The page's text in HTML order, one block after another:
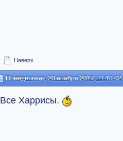
Наверх
Понедельник, 20 ноября 2017, 11:10:02
Все Харрисы.